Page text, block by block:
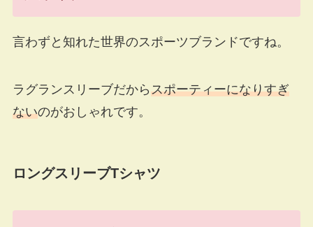
言わずと知れた世界のスポーツブランドですね。
ラグランスリーブだからスポーティーになりすぎ
ないのがおしゃれです。
ロングスリーブTシャツ